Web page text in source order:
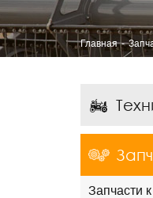
Главная
Запчасти